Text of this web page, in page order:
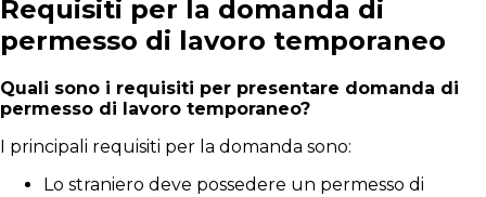
Requisiti per la domanda di
permesso di lavoro temporaneo
Quali sono i requisiti per presentare domanda di
permesso di lavoro temporaneo?
I principali requisiti per la domanda sono:
Lo straniero deve possedere un permesso di